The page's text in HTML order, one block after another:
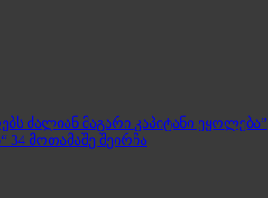
ძალიან მაგარი კაპიტანი ეყოლება”
34 მოთამაშე შეირჩა